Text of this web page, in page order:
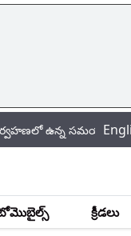
సమయంలోనే ఎక్కువ
క్రీడలు